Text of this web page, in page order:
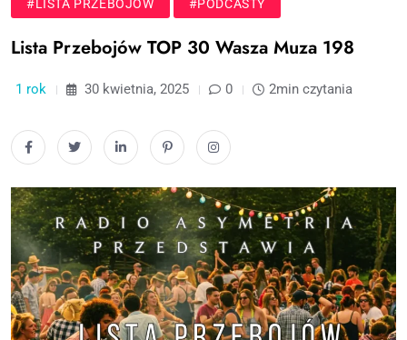
#LISTA PRZEBOJÓW #PODCASTY
Lista Przebojów TOP 30 Wasza Muza 198
1 rok 30 kwietnia, 2025 0 2min czytania